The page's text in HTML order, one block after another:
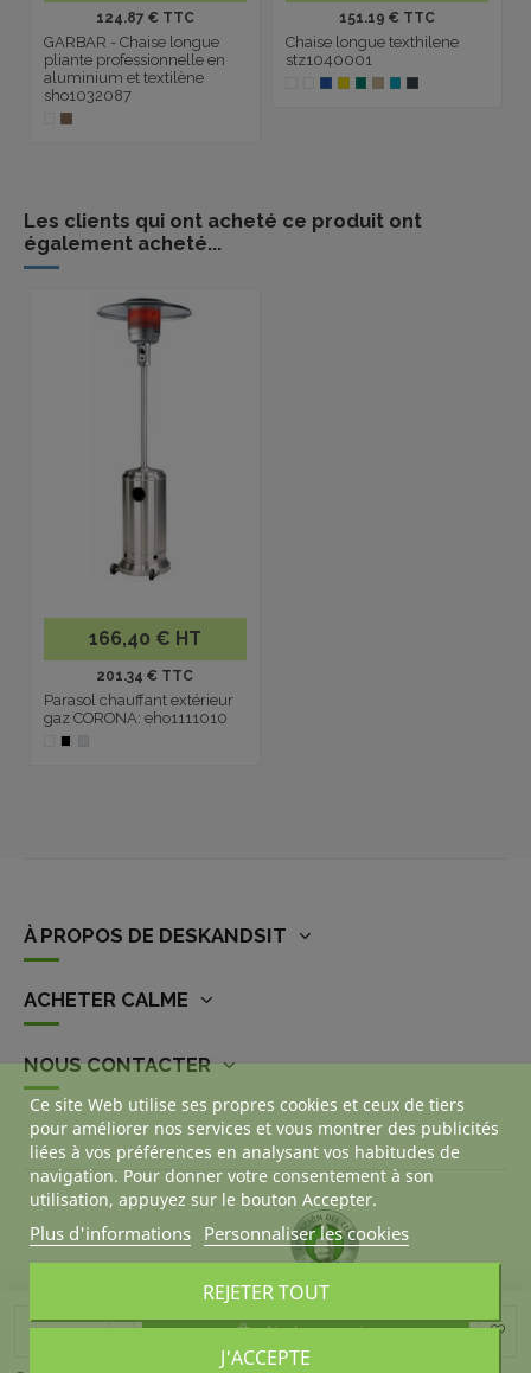
Ajouter au panier
124.87 € TTC
GARBAR - Chaise longue
pliante professionnelle en
aluminium et textilène
sho1032087
151.19 € TTC
Chaise longue texthilene
stz1040001
Les clients qui ont acheté ce produit ont
également acheté...
166,40 € HT
201.34 € TTC
Parasol chauffant extérieur
gaz CORONA: eho1111010
À PROPOS DE DESKANDSIT
ACHETER CALME
NOUS CONTACTER
Ce site Web utilise ses propres cookies et ceux de tiers
pour améliorer nos services et vous montrer des publicités
liées à vos préférences en analysant vos habitudes de
navigation. Pour donner votre consentement à son
utilisation, appuyez sur le bouton Accepter.
Plus d'informations Personnaliser les cookies
REJETER TOUT
J'ACCEPTE